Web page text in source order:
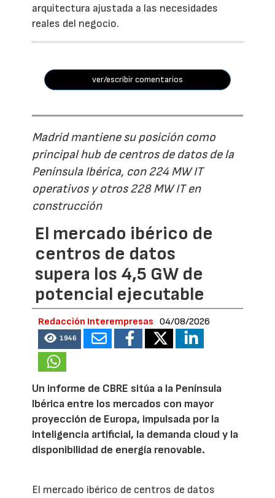
arquitectura ajustada a las necesidades
reales del negocio.
ver/escribir comentarios
Madrid mantiene su posición como
principal hub de centros de datos de la
Península Ibérica, con 224 MW IT
operativos y otros 228 MW IT en
construcción
El mercado ibérico de
centros de datos
supera los 4,5 GW de
potencial ejecutable
Redacción Interempresas 04/08/2026
1946
Un informe de CBRE sitúa a la Península
Ibérica entre los mercados con mayor
proyección de Europa, impulsada por la
inteligencia artificial, la demanda cloud y la
disponibilidad de energía renovable.
El mercado ibérico de centros de datos